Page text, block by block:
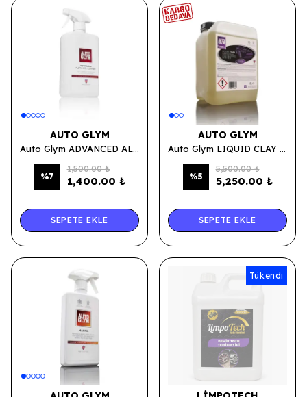
AUTO GLYM
Auto Glym ADVANCED ALL WHEEL CLEANER - pH Notr, Demir Tozu Duyarlı, Etkili Jant Temizleyici 1 LT.
%7
1,500.00 ₺
1,400.00 ₺
SEPETE EKLE
AUTO GLYM
Auto Glym LIQUID CLAY - Demir Tozu Temizleyici 5 LT.
%5
5,500.00 ₺
5,250.00 ₺
SEPETE EKLE
Tükendi